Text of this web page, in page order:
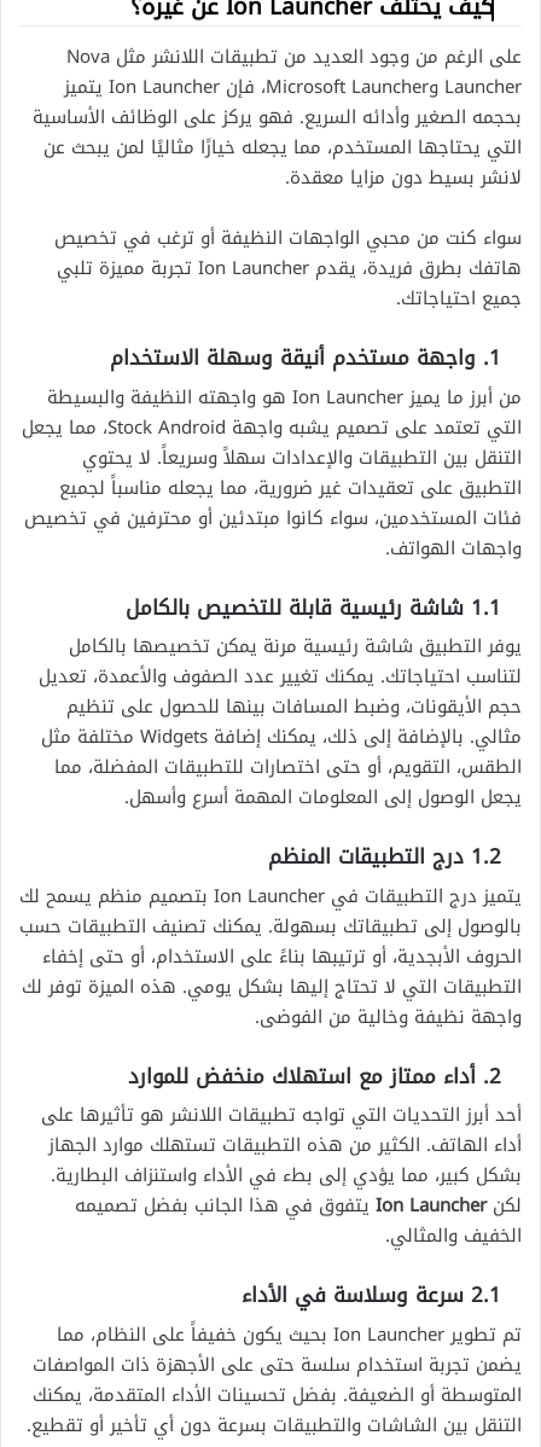
على الرغم من وجود العديد من تطبيقات اللانشر مثل Nova
Launcher وMicrosoft Launcher، فإن Ion Launcher يتميز
بحجمه الصغير وأدائه السريع. فهو يركز على الوظائف الأساسية
التي يحتاجها المستخدم، مما يجعله خيارًا مثاليًا لمن يبحث عن
لانشر بسيط دون مزايا معقدة.
سواء كنت من محبي الواجهات النظيفة أو ترغب في تخصيص
هاتفك بطرق فريدة، يقدم Ion Launcher تجربة مميزة تلبي
جميع احتياجاتك.
1. واجهة مستخدم أنيقة وسهلة الاستخدام
من أبرز ما يميز Ion Launcher هو واجهته النظيفة والبسيطة
التي تعتمد على تصميم يشبه واجهة Stock Android، مما يجعل
التنقل بين التطبيقات والإعدادات سهلاً وسريعاً. لا يحتوي
التطبيق على تعقيدات غير ضرورية، مما يجعله مناسباً لجميع
فئات المستخدمين، سواء كانوا مبتدئين أو محترفين في تخصيص
واجهات الهواتف.
1.1 شاشة رئيسية قابلة للتخصيص بالكامل
يوفر التطبيق شاشة رئيسية مرنة يمكن تخصيصها بالكامل
لتناسب احتياجاتك. يمكنك تغيير عدد الصفوف والأعمدة، تعديل
حجم الأيقونات، وضبط المسافات بينها للحصول على تنظيم
مثالي. بالإضافة إلى ذلك، يمكنك إضافة Widgets مختلفة مثل
الطقس، التقويم، أو حتى اختصارات للتطبيقات المفضلة، مما
يجعل الوصول إلى المعلومات المهمة أسرع وأسهل.
1.2 درج التطبيقات المنظم
يتميز درج التطبيقات في Ion Launcher بتصميم منظم يسمح لك
بالوصول إلى تطبيقاتك بسهولة. يمكنك تصنيف التطبيقات حسب
الحروف الأبجدية، أو ترتيبها بناءً على الاستخدام، أو حتى إخفاء
التطبيقات التي لا تحتاج إليها بشكل يومي. هذه الميزة توفر لك
واجهة نظيفة وخالية من الفوضى.
2. أداء ممتاز مع استهلاك منخفض للموارد
أحد أبرز التحديات التي تواجه تطبيقات اللانشر هو تأثيرها على
أداء الهاتف. الكثير من هذه التطبيقات تستهلك موارد الجهاز
بشكل كبير، مما يؤدي إلى بطء في الأداء واستنزاف البطارية.
لكنIon Launcher يتفوق في هذا الجانب بفضل تصميمه
الخفيف والمثالي.
2.1 سرعة وسلاسة في الأداء
تم تطوير Ion Launcher بحيث يكون خفيفاً على النظام، مما
يضمن تجربة استخدام سلسة حتى على الأجهزة ذات المواصفات
المتوسطة أو الضعيفة. بفضل تحسينات الأداء المتقدمة، يمكنك
التنقل بين الشاشات والتطبيقات بسرعة دون أي تأخير أو تقطيع.